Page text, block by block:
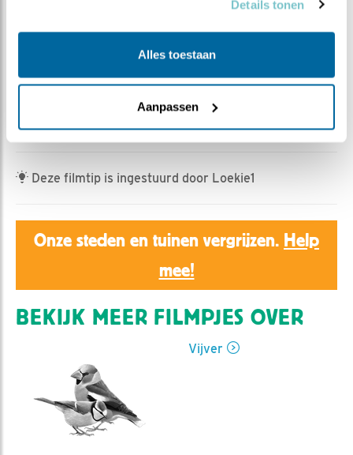
Details tonen
Alles toestaan
Aanpassen
Vos
Ed Hoogkamer | Geplaatst op 25 april 2022, 10:52 |
Vind ik leuk| Bewaar dit filmpje|
528x
Een vos zien we elk jaar wel weer bij de vijver, maar zo
mooi in beeld als dit exemplaar zien we zelden.
Deze filmtip is ingestuurd door Loekie1
Onze steden en tuinen vergrijzen. Help
mee!
BEKIJK MEER FILMPJES OVER
Vijver